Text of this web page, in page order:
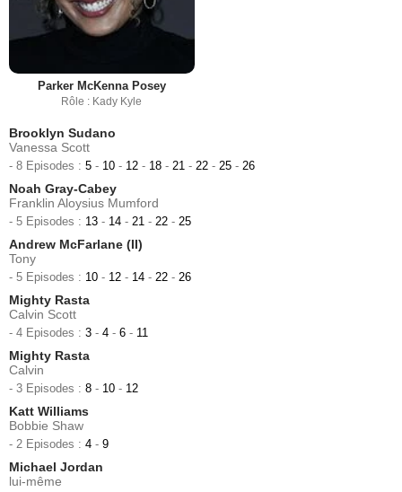
Parker McKenna Posey
Rôle : Kady Kyle
Brooklyn Sudano
Vanessa Scott
- 8 Episodes : 5 - 10 - 12 - 18 - 21 - 22 - 25 - 26
Noah Gray-Cabey
Franklin Aloysius Mumford
- 5 Episodes : 13 - 14 - 21 - 22 - 25
Andrew McFarlane (II)
Tony
- 5 Episodes : 10 - 12 - 14 - 22 - 26
Mighty Rasta
Calvin Scott
- 4 Episodes : 3 - 4 - 6 - 11
Mighty Rasta
Calvin
- 3 Episodes : 8 - 10 - 12
Katt Williams
Bobbie Shaw
- 2 Episodes : 4 - 9
Michael Jordan
lui-même